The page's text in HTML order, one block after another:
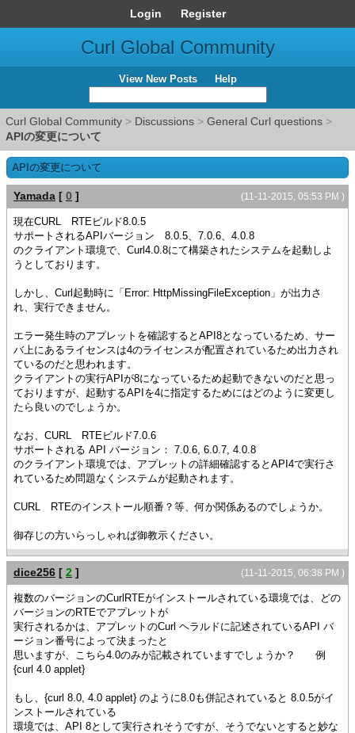
Login Register
Curl Global Community
View New Posts Help
Curl Global Community > Discussions > General Curl questions >
APIの変更について
APIの変更について
(11-11-2015, 05:53 PM )
Yamada [ 0 ]
現在CURL RTEビルド8.0.5
サポートされるAPIバージョン 8.0.5、7.0.6、4.0.8
のクライアント環境で、Curl4.0.8にて構築されたシステムを起動しよ
うとしております。
しかし、Curl起動時に「Error: HttpMissingFileException」が出力さ
れ、実行できません。
エラー発生時のアプレットを確認するとAPI8となっているため、サー
バ上にあるライセンスは4のライセンスが配置されているため出力され
ているのだと思われます。
クライアントの実行APIが8になっているため起動できないのだと思っ
ておりますが、起動するAPIを4に指定するためにはどのように変更し
たら良いのでしょうか。
なお、CURL RTEビルド7.0.6
サポートされる API バージョン： 7.0.6, 6.0.7, 4.0.8
のクライアント環境では、アプレットの詳細確認するとAPI4で実行さ
れているため問題なくシステムが起動されます。
CURL RTEのインストール順番？等、何か関係あるのでしょうか。
御存じの方いらっしゃれば御教示ください。
(11-11-2015, 06:38 PM )
dice256 [ 2 ]
複数のバージョンのCurlRTEがインストールされている環境では、どの
バージョンのRTEでアプレットが
実行されるかは、アプレットのCurl ヘラルドに記述されているAPI バ
ージョン番号によって決まったと
思いますが、こちら4.0のみが記載されていますでしょうか？ 例
{curl 4.0 applet}
もし、{curl 8.0, 4.0 applet} のように8.0も併記されていると 8.0.5がイ
ンストールされている
環境では、API 8として実行されそうですが、そうでないとすると妙な